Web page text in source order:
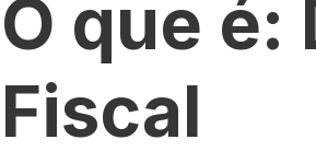
O que é:
Fiscal